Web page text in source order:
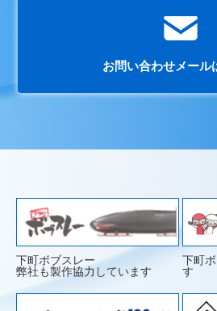
お問い合わせメール
下町ボブスレー
弊社も製作協力しています
下町
す